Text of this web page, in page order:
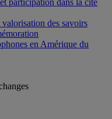
participation dans la cité
des savoirs
en Amérique du